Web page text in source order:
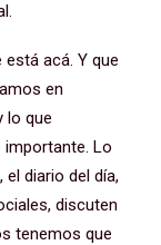
acá. Y que
en
lo que
Lo
diario del día,
discuten
tenemos que